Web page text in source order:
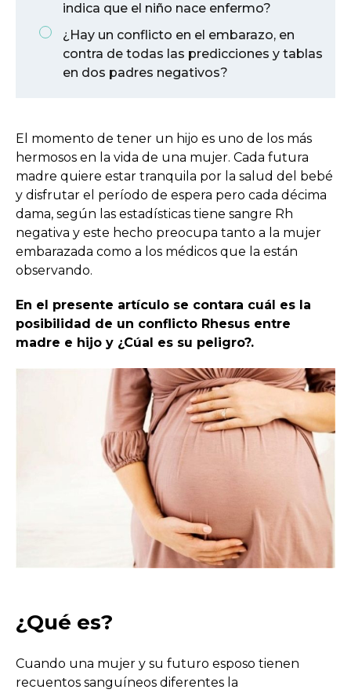
indica que el niño nace enfermo?
¿Hay un conflicto en el embarazo, en
contra de todas las predicciones y tablas
en dos padres negativos?
El momento de tener un hijo es uno de los más
hermosos en la vida de una mujer. Cada futura
madre quiere estar tranquila por la salud del bebé
y disfrutar el período de espera pero cada décima
dama, según las estadísticas tiene sangre Rh
negativa y este hecho preocupa tanto a la mujer
embarazada como a los médicos que la están
observando.
En el presente artículo se contara cuál es la
posibilidad de un conflicto Rhesus entre
madre e hijo y ¿Cúal es su peligro?.
¿Qué es?
Cuando una mujer y su futuro esposo tienen
recuentos sanguíneos diferentes la